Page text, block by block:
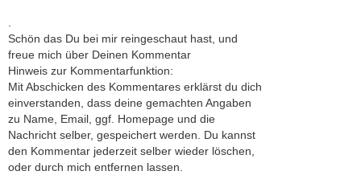
.
Schön das Du bei mir reingeschaut hast, und
freue mich über Deinen Kommentar
Hinweis zur Kommentarfunktion:
Mit Abschicken des Kommentares erklärst du dich
einverstanden, dass deine gemachten Angaben
zu Name, Email, ggf. Homepage und die
Nachricht selber, gespeichert werden. Du kannst
den Kommentar jederzeit selber wieder löschen,
oder durch mich entfernen lassen.